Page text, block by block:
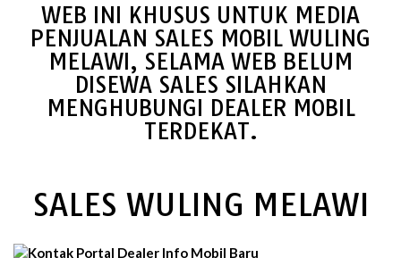
WEB INI KHUSUS UNTUK MEDIA
PENJUALAN SALES MOBIL WULING
MELAWI, SELAMA WEB BELUM
DISEWA SALES SILAHKAN
MENGHUBUNGI DEALER MOBIL
TERDEKAT.
SALES WULING MELAWI